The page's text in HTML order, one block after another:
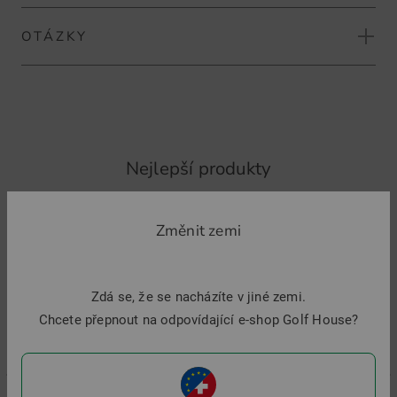
Vidlice s roztečí
NA STRÁNKU ZNAČKY PR-GOLFLINE
Zatím nejsou žádné recenze.
OTÁZKY
Nejlepší produkty
Změnit zemi
Zdá se, že se nacházíte v jiné zemi.
Chcete přepnout na odpovídající e-shop Golf House?